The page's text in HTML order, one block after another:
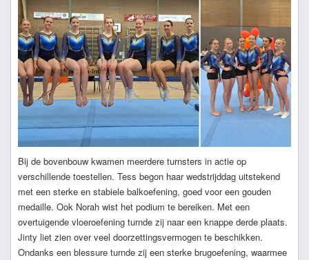
Bij de bovenbouw kwamen meerdere turnsters in actie op
verschillende toestellen. Tess begon haar wedstrijddag uitstekend
met een sterke en stabiele balkoefening, goed voor een gouden
medaille. Ook Norah wist het podium te bereiken. Met een
overtuigende vloeroefening turnde zij naar een knappe derde plaats.
Jinty liet zien over veel doorzettingsvermogen te beschikken.
Ondanks een blessure turnde zij een sterke brugoefening, waarmee